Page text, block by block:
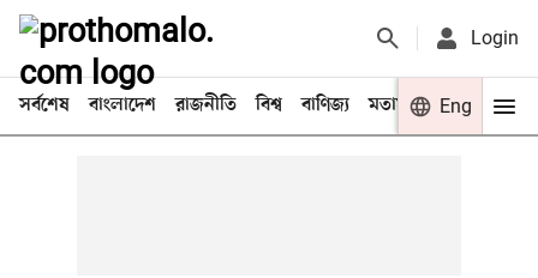
Login
সর্বশেষ বাংলাদেশ রাজনীতি বিশ্ব বাণিজ্য মতামত খেলা
Eng